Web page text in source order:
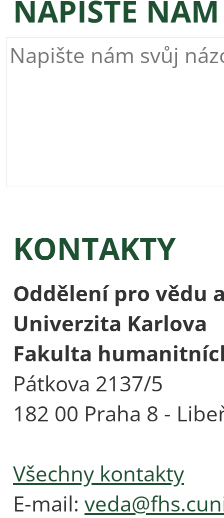
NAPIŠTE NÁM
KONTAKTY
Oddělení pro vědu
Univerzita Karlova
Fakulta
Pátkova 2137/5
182 00 Praha 8 -
Všechny kontakty
E-mail: